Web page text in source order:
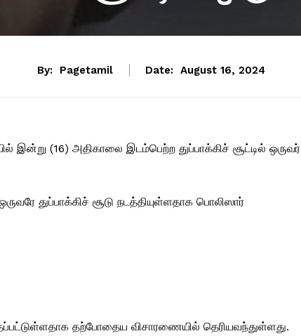
By: Pagetamil Date: August 16, 2024
இன்று (16) அதிகாலை இடம்பெற்ற துப்பாக்கிச் சூட்டில் ஒருவர்
துப்பாக்கிச் சூடு நடத்தியுள்ளதாக பொலிஸார்
தற்போதைய விசாரணையில் தெரியவந்துள்ளது.